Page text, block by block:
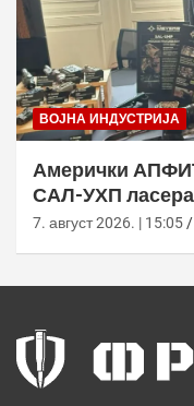
ВОЈНА ИНДУСТРИЈА
Амерички
САЛ-УХП
7. август 2026. | 15:05